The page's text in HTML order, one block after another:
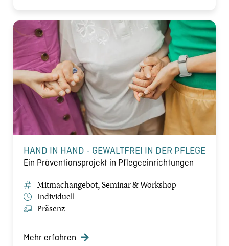
HAND IN HAND - GEWALTFREI IN DER PFLEGE
Ein Präventionsprojekt in Pflegeeinrichtungen
Mitmachangebot, Seminar & Workshop
Individuell
Präsenz
Mehr erfahren